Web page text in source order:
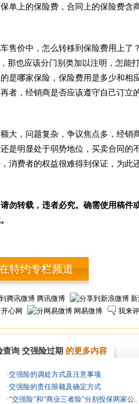
单上的保险费，合同上的保险费含
价中，怎么转移到保险费用上了
那也应该分门别类加以注明，怎能
是哪家保险，保险费用是多少和相
者，经销商是否应该遵守自己订立
，问题复杂，争议焦点多，经销
是明显处于弱势地位，买卖合同的
消费者的权益很难得到保证，为此
勿转载，违者必究。确需使用稿件
特约专栏频道
腾讯微博
开心网 网易微博 我来
查询 交强险过期 的更多内容
·交强险的调处方式及注意事项
·交强险的责任限额及确定方式
·“交强险”和“商业三者险”分别投保两家公..